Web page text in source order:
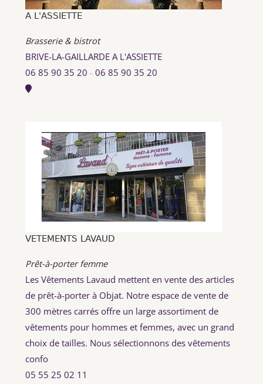
A L'ASSIETTE
Brasserie & bistrot
BRIVE-LA-GAILLARDE A L'ASSIETTE
06 85 90 35 20 - 06 85 90 35 20
VETEMENTS LAVAUD
Prêt-à-porter femme
Les Vêtements Lavaud mettent en vente des articles
de prêt-à-porter à Objat. Notre espace de vente de
300 mètres carrés offre un large assortiment de
vêtements pour hommes et femmes, avec un grand
choix de tailles. Nous sélectionnons des vêtements
confo
05 55 25 02 11